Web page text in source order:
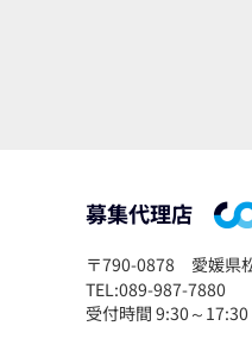
募集代理店
〒790-0878
愛媛県
TEL:089-987-7880
受付時間 9:30～17:30